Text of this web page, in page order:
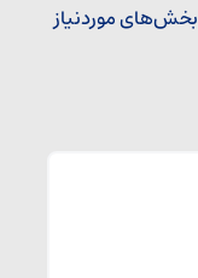
بخش‌های موردنیاز